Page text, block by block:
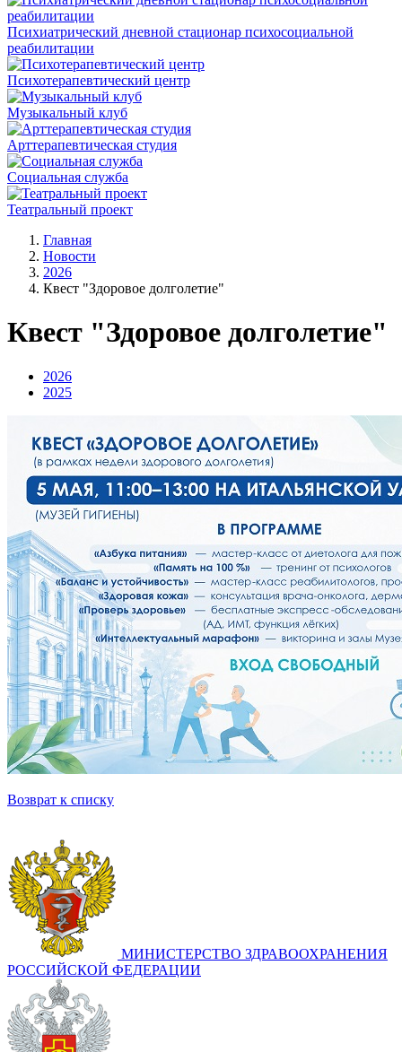
Психиатрический дневной стационар психосоциальной
реабилитации
Психотерапевтический центр
Музыкальный клуб
Арттерапевтическая студия
Социальная служба
Театральный проект
Главная
Новости
2026
Квест "Здоровое долголетие"
Квест "Здоровое долголетие"
2026
2025
Возврат к списку
МИНИСТЕРСТВО ЗДРАВООХРАНЕНИЯ
РОССИЙСКОЙ ФЕДЕРАЦИИ